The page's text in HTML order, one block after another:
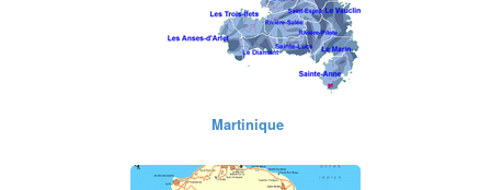
Martinique